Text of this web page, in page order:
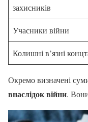
захисників
Учасники війни
Колишні в’язні
Окремо визначені
внаслідок війни.